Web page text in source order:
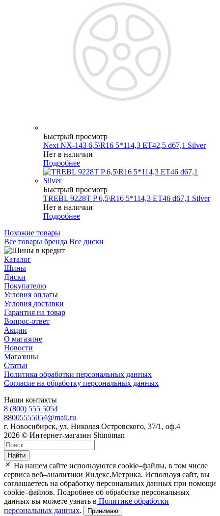
Быстрый просмотр
Next NX-143 6,5\R16 5*114,3 ET42,5 d67,1 Silver
Нет в наличии
Подробнее
Быстрый просмотр
TREBL 9228T P 6,5\R16 5*114,3 ET46 d67,1 Silver
Нет в наличии
Подробнее
Похожие товары
Все товары бренда Все диски
Каталог
Шины
Диски
Покупателю
Условия оплаты
Условия доставки
Гарантия на товар
Вопрос-ответ
Акции
О магазине
Новости
Магазины
Статьи
Политика обработки персональных данных
Согласие на обработку персональных данных
Наши контакты
8 (800) 555 5054
88005555054@mail.ru
г. Новосибирск, ул. Николая Островского, 37/1, оф.4
2026 © Интернет-магазин Shinoman
Найти
На нашем сайте используются cookie–файлы, в том числе
сервиса веб–аналитики Яндекс.Метрика. Используя сайт, вы
соглашаетесь на обработку персональных данных при помощи
cookie–файлов. Подробнее об обработке персональных
данных вы можете узнать в Политике обработки
персональных данных. Принимаю